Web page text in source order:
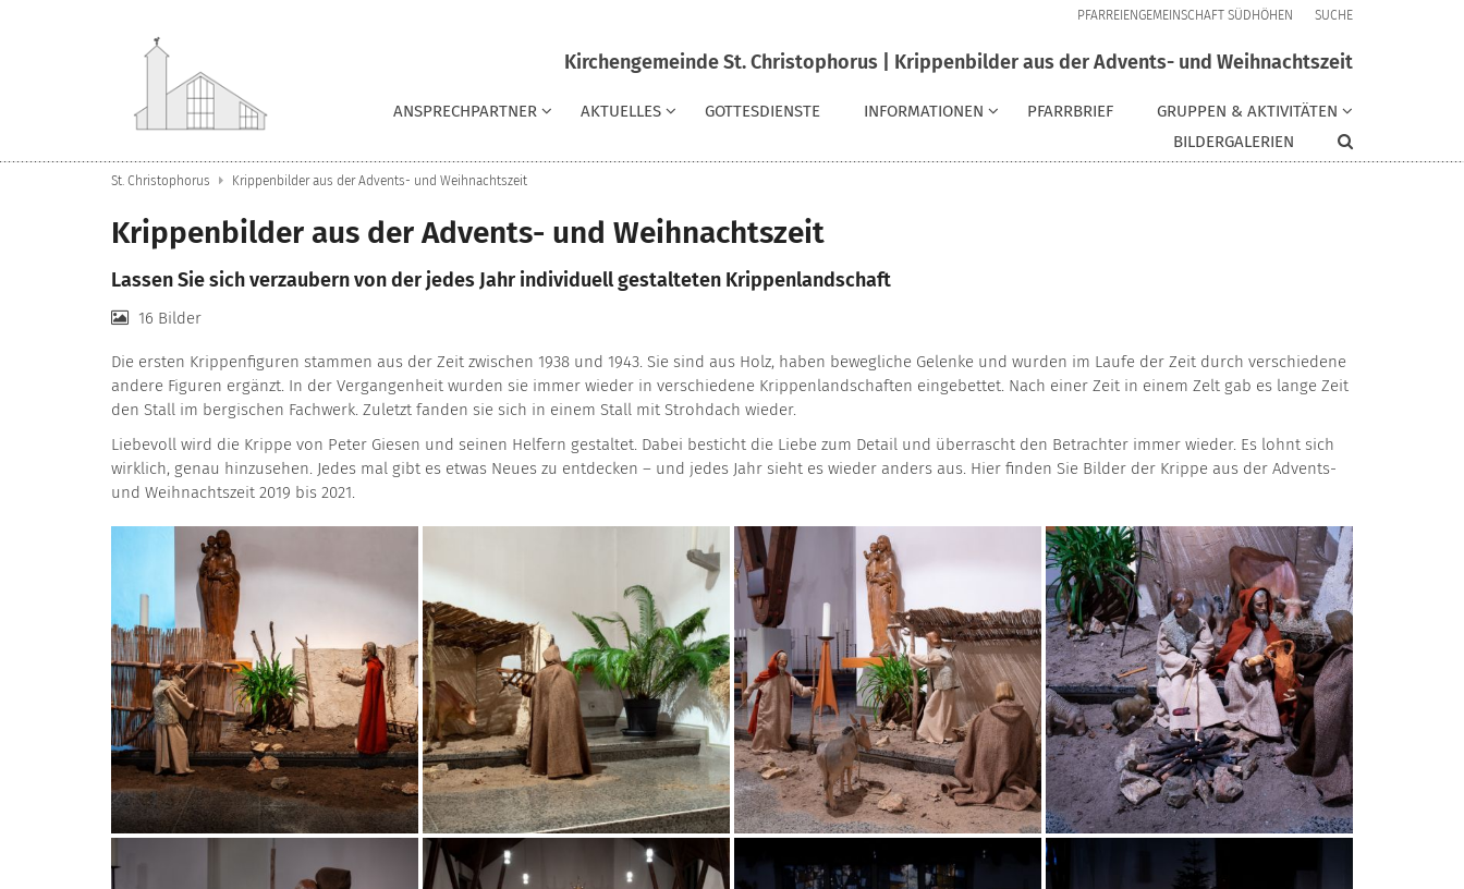
PFARREIENGEMEINSCHAFT SÜDHÖHEN SUCHE
Kirchengemeinde St. Christophorus | Krippenbilder aus der Advents- und Weihnachtszeit
ANSPRECHPARTNER AKTUELLES GOTTESDIENSTE INFORMATIONEN PFARRBRIEF
GRUPPEN & AKTIVITÄTEN
BILDERGALERIEN
St. Christophorus Krippenbilder aus der Advents- und Weihnachtszeit
Krippenbilder aus der Advents- und Weihnachtszeit
Lassen Sie sich verzaubern von der jedes Jahr individuell gestalteten Krippenlandschaft
16 Bilder
Die ersten Krippenfiguren stammen aus der Zeit zwischen 1938 und 1943. Sie sind aus Holz, haben bewegliche Gelenke und wurden im Laufe der Zeit durch verschiedene
andere Figuren ergänzt. In der Vergangenheit wurden sie immer wieder in verschiedene Krippenlandschaften eingebettet. Nach einer Zeit in einem Zelt gab es lange Zeit
den Stall im bergischen Fachwerk. Zuletzt fanden sie sich in einem Stall mit Strohdach wieder.
Liebevoll wird die Krippe von Peter Giesen und seinen Helfern gestaltet. Dabei besticht die Liebe zum Detail und überrascht den Betrachter immer wieder. Es lohnt sich
wirklich, genau hinzusehen. Jedes mal gibt es etwas Neues zu entdecken – und jedes Jahr sieht es wieder anders aus. Hier finden Sie Bilder der Krippe aus der Advents-
und Weihnachtszeit 2019 bis 2021.